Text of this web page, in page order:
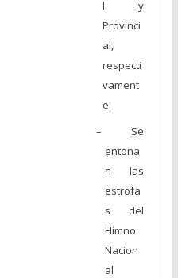
l y
Provinci
al,
respecti
vament
e.
– Se
entona
n las
estrofa
s del
Himno
Nacion
al